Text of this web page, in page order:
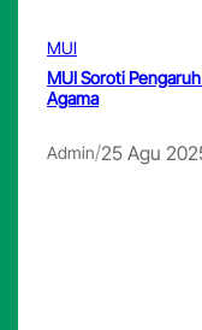
MUI
MUI Soroti
Agama
Admin/25 Agu